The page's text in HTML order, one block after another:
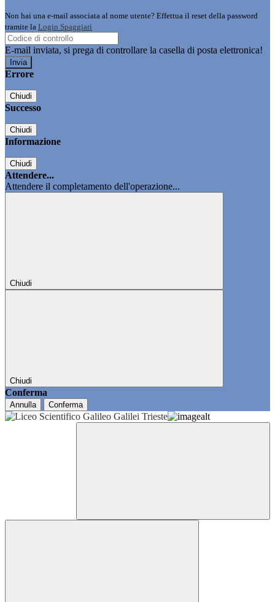
Non hai una e-mail associata al nome utente? Effettua il reset della password
tramite la Login Spaggiari
E-mail inviata, si prega di controllare la casella di posta elettronica!
Errore
Chiudi
Successo
Chiudi
Informazione
Chiudi
Attendere...
Attendere il completamento dell'operazione...
Chiudi
Chiudi
Conferma
Annulla Conferma